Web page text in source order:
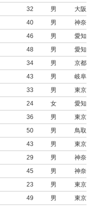
32 男
大阪府
40 男
神奈川
46 男
愛知県
48 男
愛知県
34 男
京都府
43 男
岐阜県
33 男
東京都
24 女
愛知県
36 男
東京都
50 男
鳥取県
43 男
東京都
29 男
神奈川
45 男
神奈川
23 男
東京都
49 男
東京都